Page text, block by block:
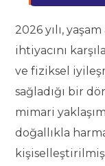
2026 yılı,
ihtiyacını
ve fiziksel
sağladığı bir
mimari
doğallıkla